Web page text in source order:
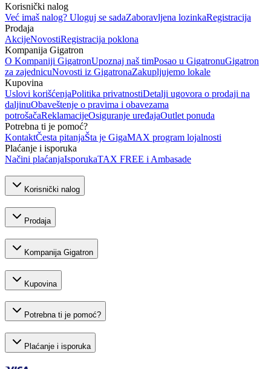
Korisnički nalog
Već imaš nalog? Uloguj se sadaZaboravljena lozinkaRegistracija
Prodaja
AkcijeNovostiRegistracija poklona
Kompanija Gigatron
O Kompaniji GigatronUpoznaj naš timPosao u GigatronuGigatron
za zajednicuNovosti iz GigatronaZakupljujemo lokale
Kupovina
Uslovi korišćenjaPolitika privatnostiDetalji ugovora o prodaji na
daljinuObaveštenje o pravima i obavezama
potrošačaReklamacijeOsiguranje uređajaOutlet ponuda
Potrebna ti je pomoć?
KontaktČesta pitanjaŠta je GigaMAX program lojalnosti
Plaćanje i isporuka
Načini plaćanjaIsporukaTAX FREE i Ambasade
Korisnički nalog
Prodaja
Kompanija Gigatron
Kupovina
Potrebna ti je pomoć?
Plaćanje i isporuka